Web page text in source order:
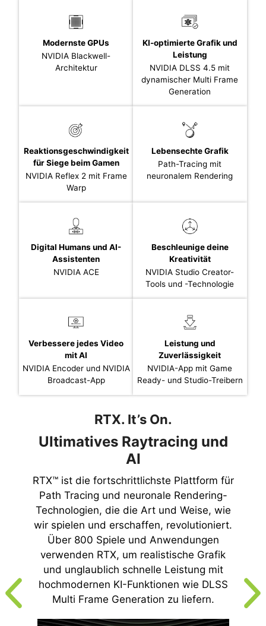
Modernste GPUs
NVIDIA Blackwell-
Architektur
KI-optimierte Grafik und
Leistung
NVIDIA DLSS 4.5 mit
dynamischer Multi Frame
Generation
Reaktionsgeschwindigkeit
für Siege beim Gamen
NVIDIA Reflex 2 mit Frame
Warp
Lebensechte Grafik
Path-Tracing mit
neuronalem Rendering
Digital Humans und AI-
Assistenten
NVIDIA ACE
Beschleunige deine
Kreativität
NVIDIA Studio Creator-
Tools und -Technologie
Verbessere jedes Video
mit AI
NVIDIA Encoder und NVIDIA
Broadcast-App
Leistung und
Zuverlässigkeit
NVIDIA-App mit Game
Ready- und Studio-Treibern
RTX. It’s On.
Ultimatives Raytracing und
AI
RTX™ ist die fortschrittlichste Plattform für
Path Tracing und neuronale Rendering-
Technologien, die die Art und Weise, wie
wir spielen und erschaffen, revolutioniert.
Über 800 Spiele und Anwendungen
verwenden RTX, um realistische Grafik
und unglaublich schnelle Leistung mit
hochmodernen KI-Funktionen wie DLSS
Multi Frame Generation zu liefern.